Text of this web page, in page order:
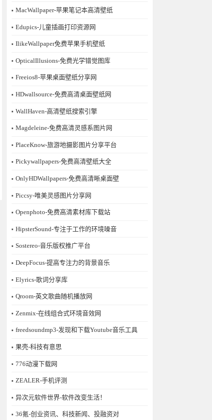
MacWallpaper-苹果笔记本高清壁纸
Edupics-儿童插画打印资源网
IlikeWallpaper免费苹果手机壁纸
OpticalIllusions-免费光学错觉图库
Freeios8-苹果桌面壁纸分享网
HDwallsource-免费高清桌面壁纸网
WallHaven-高清壁纸搜索引擎
Magdeleine-免费高清灵感系图片网
PlaceKnow-旅游地摄影图片分享平台
Pickywallpapers-免费高清壁纸大全
OnlyHDWallpapers-免费高清晰桌面壁
Piccsy-唯美灵感图片分享网
Openphoto-免费高清素材库下载站
HipsterSound-专注于工作的环境噪音
Sostereo-音乐版权推广平台
DeepFocus-提高专注力的背景音乐
Elyrics-歌词分享库
Qroom-英文歌曲随机播放网
Zenmix-在线组合式环境音效网
freedsoundmp3-发现和下载Youtube音乐工具
果壳-科技有意思
776动漫下载网
ZEALER-手机评测
异次元软件世界-软件改变生活！
36氪-创业资讯、科技新闻、投融资对